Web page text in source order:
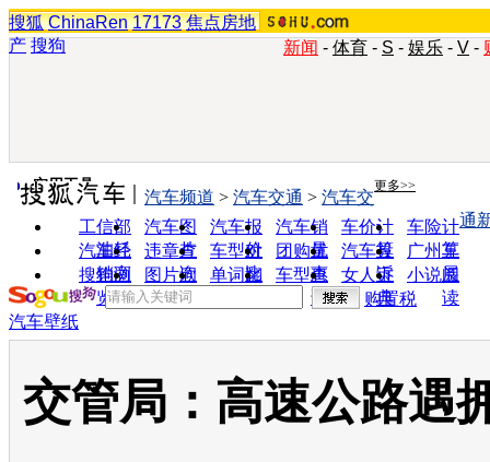
搜狐 ChinaRen 17173 焦点房地
产 搜狗 新闻 - 体育 - S - 娱乐 - V -
实用工具 更多>>
工信部
油耗
汽车图
片
汽车报
价
汽车销
量
车价计
算
车险计
算
汽车经
销商
违章查
询
车型对
比
团购优
惠
汽车投
诉
广州车
展
搜狗浏
览器
图片欣
赏
单词翻
车型查
询
女人宝
典
小说阅
读
汽车频道 > 汽车交通 > 汽车交
通
购置税
汽车壁纸
交管局：高速公路遇